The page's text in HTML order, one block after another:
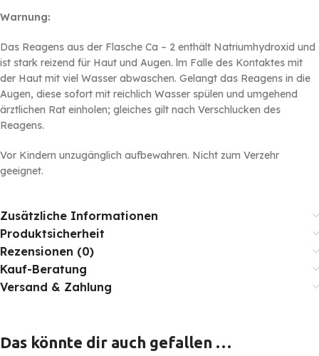
Warnung:
Das Reagens aus der Flasche Ca – 2 enthält Natriumhydroxid und
ist stark reizend für Haut und Augen. lm Falle des Kontaktes mit
der Haut mit viel Wasser abwaschen. Gelangt das Reagens in die
Augen, diese sofort mit reichlich Wasser spülen und umgehend
ärztlichen Rat einholen; gleiches gilt nach Verschlucken des
Reagens.
Vor Kindern unzugänglich aufbewahren. Nicht zum Verzehr
geeignet.
Zusätzliche Informationen
Produktsicherheit
Rezensionen (0)
Kauf-Beratung
Versand & Zahlung
Das könnte dir auch gefallen …